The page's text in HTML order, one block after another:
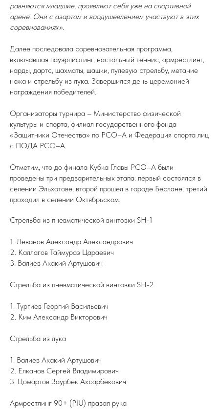
равняются младшие, проявляют себя уже на спортивной
арене. Они с азартом и воодушевлением участвуют в этих
соревнованиях».
Далее последовала соревновательная программа,
включавшая пауэрлифтинг, настольный теннис, армрестлинг,
нарды, дартс, шахматы, шашки, пулевую стрельбу, метание
ножа и стрельбу из лука. Завершился день церемонией
награждения победителей.
Организаторы турнира – Министерство физической
культуры и спорта, филиал государственного фонда
«Защитники Отечества» по РСО–А и Федерация спорта лиц
с ПОДА РСО–А.
Отметим, что до финала Кубка Главы РСО–А были
проведены три предварительных этапа: первый состоялся в
селении Эльхотове, второй прошел в городе Беслане, третий
проходил в селении Октябрьском.
Стрельба из пневматической винтовки SH-1
1. Леванов Александр Александрович
2. Каллагов Таймураз Цараевич
3. Валиев Акакий Артушович
Стрельба из пневматической винтовки SH-2
1. Тургиев Георгий Васильевич
2. Ким Александр Викторович
Стрельба из лука
1. Валиев Акакий Артушович
2. Елканов Сергей Владимирович
3. Цомартов Заурбек Ахсарбекович
Армрестлинг 90+ (PIU) правая рука